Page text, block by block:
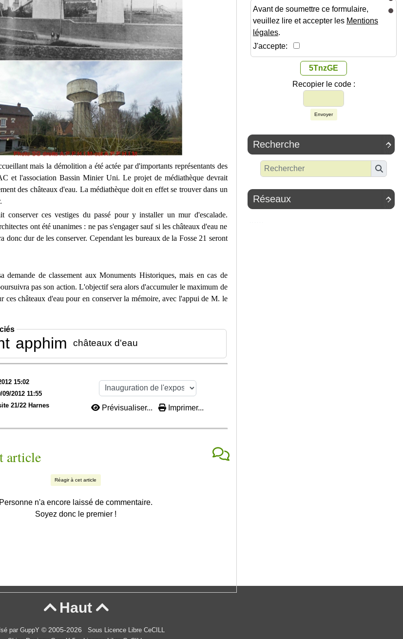
mais la démolition a été actée par d'importants représentants des
et l'association Bassin Minier Uni. Le projet de médiathèque devrait
des châteaux d'eau. La médiathèque doit en effet se trouver dans un
conserver ces vestiges du passé pour y installer un mur d'escalade.
ont été unanimes : ne pas s'engager sauf si les châteaux d'eau ne
donc dur de les conserver. Cependant les bureaux de la Fosse 21 seront
demande de classement aux Monuments Historiques, mais en cas de
pas son action. L'objectif sera alors d'accumuler le maximum de
ces châteaux d'eau pour en conserver la mémoire, avec l'appui de M. le
apphim châteaux d'eau
15:02
09/2012 11:55
21/22 Harnes
Prévisualiser... Imprimer...
article
Réagir à cet article
Personne n'a encore laissé de commentaire.
Soyez donc le premier !
Avant de soumettre ce formulaire,
veuillez lire et accepter les Mentions
légales.
J'accepte:
5TnzGE
Recopier le code :
Envoyer

Recherche

Réseaux
Haut 
par GuppY © 2005-2026
Sous Licence Libre CeCILL